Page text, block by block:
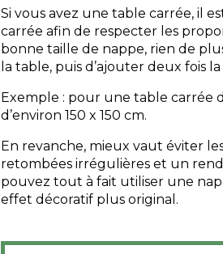
Si vous avez une table carrée, il
carrée afin de respecter les
bonne taille de nappe, rien de
la table, puis d’ajouter deux fois
Exemple : pour une table carrée
d’environ 150 x 150 cm.
En revanche, mieux vaut éviter
retombées irrégulières et un
pouvez tout à fait utiliser une
effet décoratif plus original.